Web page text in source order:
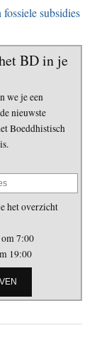
subsidies
BD in je
we je een
nieuwste
Boeddhistisch
het overzicht
om 7:00
19:00